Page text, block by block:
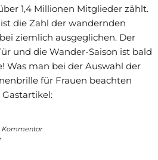
1,4 Millionen Mitglieder zählt.
die Zahl der wandernden
ziemlich ausgeglichen. Der
und die Wander-Saison ist bald
Was man bei der Auswahl der
für Frauen beachten
Kommentar